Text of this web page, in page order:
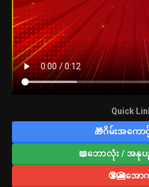
Quick
🎁ဂိမ်းအကော
📖ဘောလုံး / အနု
🔞🎦အော